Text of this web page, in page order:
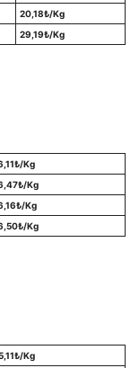
20,18₺/Kg
29,19₺/Kg
₺/Kg
₺/Kg
₺/Kg
₺/Kg
₺/Kg